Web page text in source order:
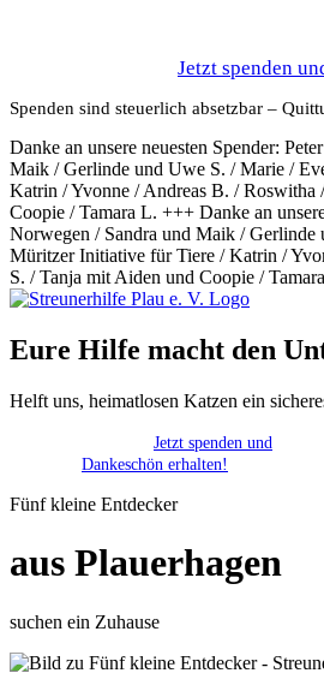
Jetzt spenden
Spenden sind steuerlich absetzbar –
Danke an unsere neuesten Spender:
Maik / Gerlinde und Uwe S. / Marie /
Katrin / Yvonne / Andreas B. /
Coopie / Tamara L. +++ Danke an
Norwegen / Sandra und Maik / Gerlinde
Müritzer Initiative für Tiere / Katrin /
S. / Tanja mit Aiden und Coopie /
Eure Hilfe macht den
Helft uns, heimatlosen Katzen ein
Jetzt spenden und
Dankeschön erhalten!
Fünf kleine Entdecker
aus Plauerhagen
suchen ein Zuhause